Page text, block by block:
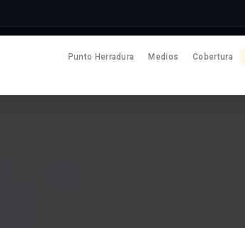
Punto Herradura Medios Cobertura